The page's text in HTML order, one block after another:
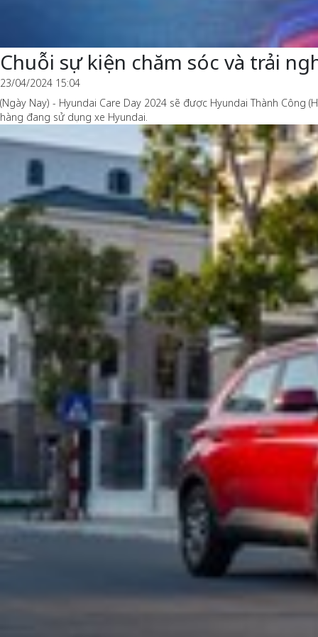
Chuỗi sự kiện chăm sóc và trải
23/04/2024 15:04
(Ngày Nay) - Hyundai Care Day 2024 sẽ được Hyundai Thành
hàng đang sử dụng xe Hyundai.